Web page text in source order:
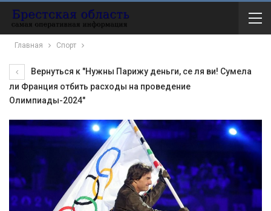
Главная Спорт
Вернуться к "Нужны Парижу деньги, се ля ви! Сумела
ли Франция отбить расходы на проведение
Олимпиады-2024"